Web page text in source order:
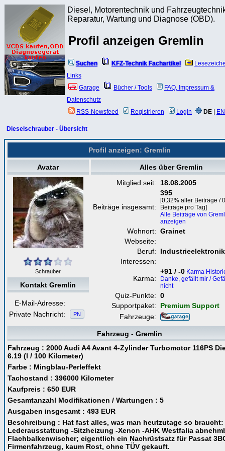
Diesel, Motorentechnik und
Reparatur, Wartung und Diagnose (OBD).
Profil anzeigen Gremlin
Suchen KFZ-Technik Fachartikel
Links
Garage
Bücher / Tools
FAQ, Impressum &
Datenschutz
RSS-Newsfeed
Registrieren Login DE EN
Dieselschrauber - Übersicht
Profil anzeigen: Gremlin
Avatar Alles über Gremlin
Schrauber
Mitglied seit: 18.08.2005
Beiträge insgesamt:
395
[0,32% aller Beiträge /
Beiträge pro Tag]
Alle Beiträge von
anzeigen
Wohnort: Grainet
Webseite:
Beruf:
Interessen:
Karma:
+91 / -0 Karma
Danke, gefällt mir /
nicht
Quiz-Punkte: 0
Supportpaket:
Premium Support
Fahrzeuge:
Kontakt Gremlin
E-Mail-Adresse:
Private Nachricht:
PN
Fahrzeug - Gremlin
Fahrzeug : 2000 Audi A4 Avant 4-Zylinder Turbomotor 116PS
6.19 (l / 100 Kilometer)
Farbe : Mingblau-Perleffekt
Tachostand : 396000 Kilometer
Kaufpreis : 650 EUR
Gesamtanzahl Modifikationen / Wartungen : 5
Ausgaben insgesamt : 493 EUR
Beschreibung : Hat fast alles, was man heutzutage so braucht:
Lederausstattung -Sitzheizung -Xenon -AHK Westfalia
Flachbalkenwischer; eigentlich ein Nachrüstsatz für Passat
Firmenfahrzeug, kaum Rost, ohne TÜV gekauft.